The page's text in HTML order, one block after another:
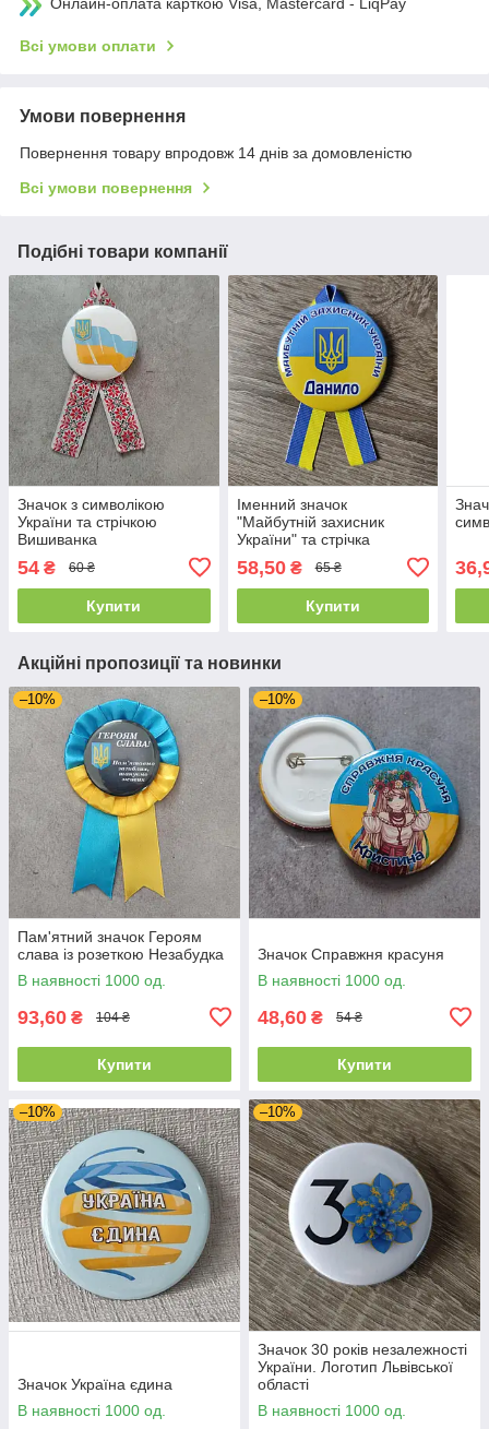
Онлайн-оплата карткою Visa, Mastercard - LiqPay
Всі умови оплати
Умови повернення
Повернення товару впродовж 14 днів за домовленістю
Всі умови повернення
Подібні товари компанії
Значок з символікою
України та стрічкою
Вишиванка
54 ₴ 60 ₴
Купити
Іменний значок
"Майбутній захисник
України" та стрічка
58,50₴ 65 ₴
Купити
Акційні пропозиції та новинки
–10%
Пам'ятний значок Героям
слава із розеткою Незабудка
В наявності 1000 од.
93,60 ₴ 104 ₴
Купити
–10%
Значок Справжня красуня
В наявності 1000 од.
48,60 ₴ 54 ₴
Купити
–10%
Значок Україна єдина
В наявності 1000 од.
–10%
Значок 30 років незалежності
України. Логотип Львівської
області
В наявності 1000 од.